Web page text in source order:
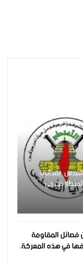
القدس بقذائف
في حي
فصائل المقاومة
في هذه المعركة،
عن أبناء شعبنا